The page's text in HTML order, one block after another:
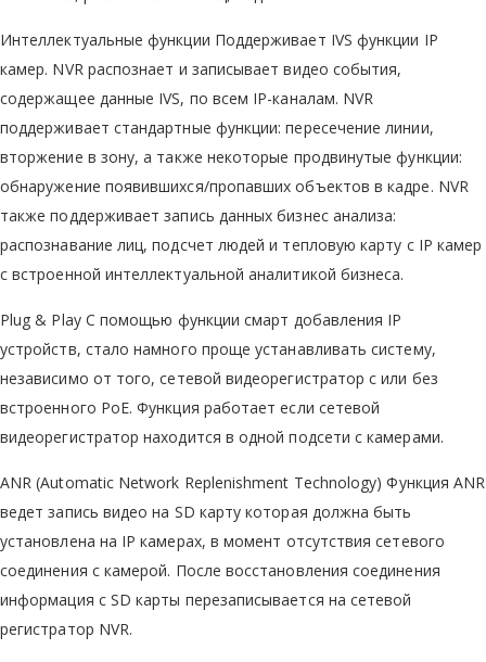
Интеллектуальные функции Поддерживает IVS функции IP
камер. NVR распознает и записывает видео события,
содержащее данные IVS, по всем IP-каналам. NVR
поддерживает стандартные функции: пересечение линии,
вторжение в зону, а также некоторые продвинутые функции:
обнаружение появившихся/пропавших объектов в кадре. NVR
также поддерживает запись данных бизнес анализа:
распознавание лиц, подсчет людей и тепловую карту с IP камер
с встроенной интеллектуальной аналитикой бизнеса.
Plug & Play C помощью функции смарт добавления IP
устройств, стало намного проще устанавливать систему,
независимо от того, сетевой видеорегистратор с или без
встроенного PoE. Функция работает если сетевой
видеорегистратор находится в одной подсети с камерами.
ANR (Automatic Network Replenishment Technology) Функция ANR
ведет запись видео на SD карту которая должна быть
установлена на IP камерах, в момент отсутствия сетевого
соединения с камерой. После восстановления соединения
информация с SD карты перезаписывается на сетевой
регистратор NVR.